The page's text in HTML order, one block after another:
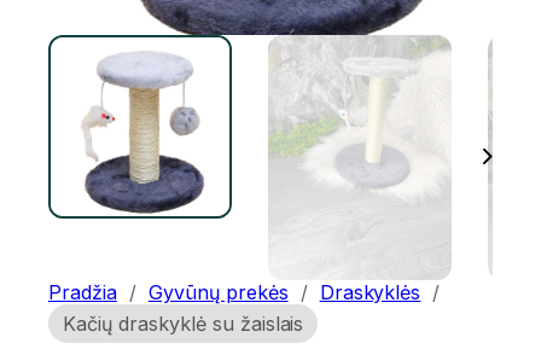
Pradžia / Gyvūnų prekės / Draskyklės /
Kačių draskyklė su žaislais